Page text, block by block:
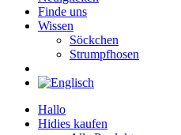
Finde uns
Wissen
Söckchen
Strumpfhosen
Hallo
Hidies kaufen